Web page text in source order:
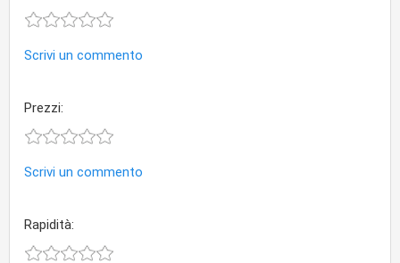
Scrivi un commento
Prezzi:
Scrivi un commento
Rapidità: